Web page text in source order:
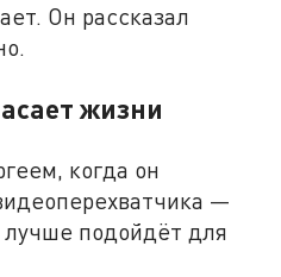
Он рассказал
жизни
когда он
—
лучше подойдёт для